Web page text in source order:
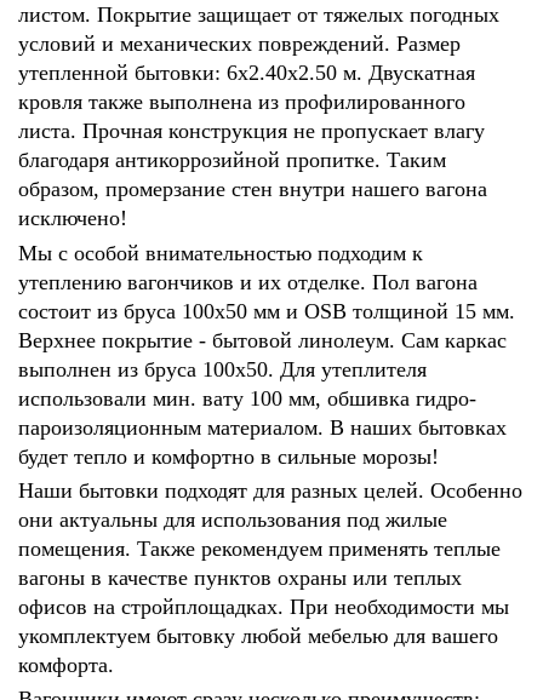
листом. Покрытие защищает от тяжелых погодных
условий и механических повреждений. Размер
утепленной бытовки: 6х2.40х2.50 м. Двускатная
кровля также выполнена из профилированного
листа. Прочная конструкция не пропускает влагу
благодаря антикоррозийной пропитке. Таким
образом, промерзание стен внутри нашего вагона
исключено!
Мы с особой внимательностью подходим к
утеплению вагончиков и их отделке. Пол вагона
состоит из бруса 100х50 мм и OSB толщиной 15 мм.
Верхнее покрытие - бытовой линолеум. Сам каркас
выполнен из бруса 100х50. Для утеплителя
использовали мин. вату 100 мм, обшивка гидро-
пароизоляционным материалом. В наших бытовках
будет тепло и комфортно в сильные морозы!
Наши бытовки подходят для разных целей. Особенно
они актуальны для использования под жилые
помещения. Также рекомендуем применять теплые
вагоны в качестве пунктов охраны или теплых
офисов на стройплощадках. При необходимости мы
укомплектуем бытовку любой мебелью для вашего
комфорта.